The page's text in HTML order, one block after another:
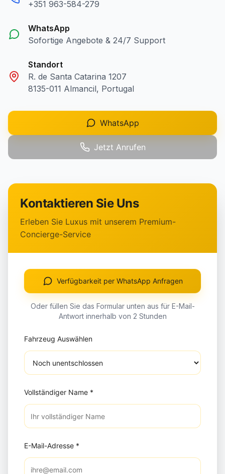
+351 963-584-279
WhatsApp
Sofortige Angebote & 24/7 Support
Standort
R. de Santa Catarina 1207
8135-011 Almancil, Portugal
WhatsApp
Jetzt Anrufen
Kontaktieren Sie Uns
Erleben Sie Luxus mit unserem Premium-
Concierge-Service
Verfügbarkeit per WhatsApp Anfragen
Oder füllen Sie das Formular unten aus für E-Mail-
Antwort innerhalb von 2 Stunden
Fahrzeug Auswählen
Vollständiger Name *
E-Mail-Adresse *